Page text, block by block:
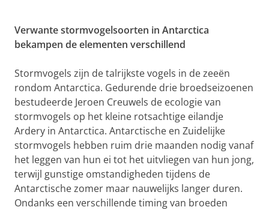
Verwante stormvogelsoorten in Antarctica
bekampen de elementen verschillend
Stormvogels zijn de talrijkste vogels in de zeeën
rondom Antarctica. Gedurende drie broedseizoenen
bestudeerde Jeroen Creuwels de ecologie van
stormvogels op het kleine rotsachtige eilandje
Ardery in Antarctica. Antarctische en Zuidelijke
stormvogels hebben ruim drie maanden nodig vanaf
het leggen van hun ei tot het uitvliegen van hun jong,
terwijl gunstige omstandigheden tijdens de
Antarctische zomer maar nauwelijks langer duren.
Ondanks een verschillende timing van broeden